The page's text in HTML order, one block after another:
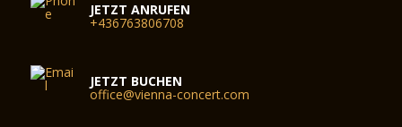
JETZT ANRUFEN
+436763806708
JETZT BUCHEN
office@vienna-concert.com